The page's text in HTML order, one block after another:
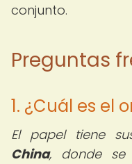
conjunto.
Preguntas
1. ¿Cuál es el
El papel tiene
China, donde se